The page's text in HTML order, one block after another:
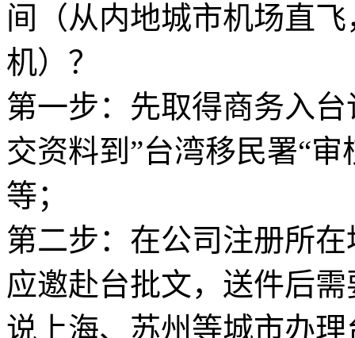
间（从内地城市机场直
机）？
第一步：先取得商务入
交资料到”台湾移民署“
等；
第二步：在公司注册所
应邀赴台批文，送件后
说上海、苏州等城市办